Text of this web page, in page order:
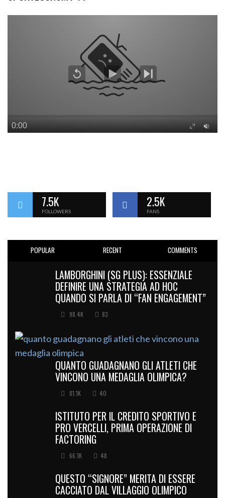
7.5K
FOLLOWERS
2.5K
FANS
POPULAR RECENT COMMENTS
LAMBORGHINI (SG PLUS): ESSENZIALE
DEFINIRE UNA STRATEGIA AD HOC
QUANDO SI PARLA DI “FAN ENGAGEMENT”
98.4K 83
QUANTO GUADAGNANO GLI ATLETI CHE
VINCONO UNA MEDAGLIA OLIMPICA?
81.1K 40
ISTITUTO PER IL CREDITO SPORTIVO E
PRO VERCELLI, PRIMA OPERAZIONE DI
FACTORING
66.1K 48
QUESTO “SIGNORE” MERITA DI ESSERE
CACCIATO DAL VILLAGGIO OLIMPICO